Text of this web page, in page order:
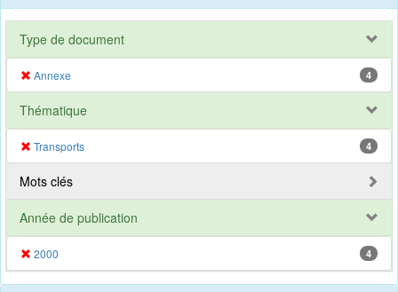
Type de document
Annexe 4
Thématique
Transports 4
Mots clés
Année de publication
2000 4